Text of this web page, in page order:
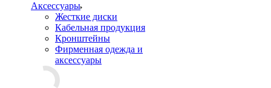
Аксессуары
Жесткие диски
Кабельная продукция
Кронштейны
Фирменная одежда и
аксессуары